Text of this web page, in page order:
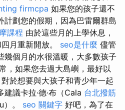
firmcpa 如果您的孩子還不
計劃您的假期，因為巴雷爾群島
課程 由於這些月的上學休息，
月重新開放。 seo是什麼 儘管
幾個月的水很溫暖，大多數孩子
，如果您去過大島嶼，最好以
對於想要與大孩子和青少年一起
議卡拉·德·布（Cala 台北撥筋
）。 seo 關鍵字 好吧，為了在